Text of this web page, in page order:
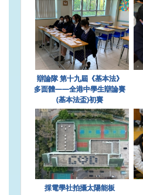
辯論隊 第十九屆《基本法》
多面體——全港中學生辯論賽
(基本法盃)初賽
採電學社拍攝太陽能板